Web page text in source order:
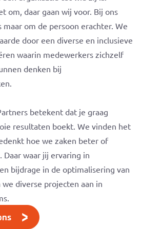
om, daar gaan wij voor. Bij ons
maar om de persoon erachter. We
door een diverse en inclusieve
waarin medewerkers zichzelf
denken bij
betekent dat je graag
resultaten boekt. We vinden het
hoe we zaken beter of
waar jij ervaring in
bijdrage in de optimalisering van
diverse projecten aan in